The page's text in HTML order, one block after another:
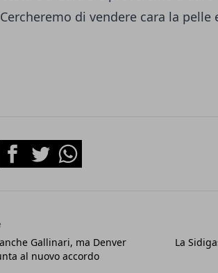
di vendere cara la pelle
FacebookTwitterWhatsapp
Gallinari, ma Denver
al nuovo accordo
La